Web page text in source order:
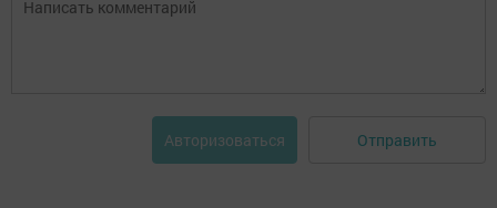
Авторизоваться Отправить